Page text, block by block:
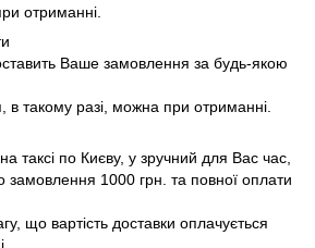
отриманні.
Ваше замовлення за будь-якою
такому разі, можна при отриманні.
таксі по Києву, у зручний для Вас час,
замовлення 1000 грн. та повної оплати
що вартість доставки оплачується